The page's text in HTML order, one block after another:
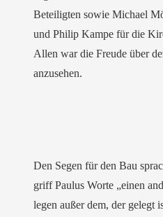
Beteiligten sowie Michael
und Philip Kampe für die
Allen war die Freude über
anzusehen.
Den Segen für den Bau
griff Paulus Worte „einen
legen außer dem, der gelegt